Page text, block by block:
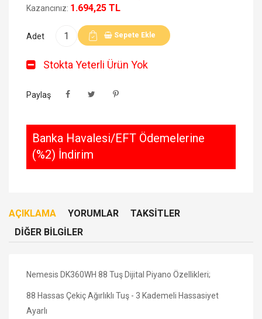
Kazancınız: 1.694,25 TL
Adet Sepete Ekle
Stokta Yeterli Ürün Yok
Paylaş
Banka Havalesi/EFT Ödemelerine
(%2) İndirim
AÇIKLAMA YORUMLAR
TAKSITLER
DIĞER BILGILER
Nemesis DK360WH 88 Tuş Dijital Piyano Özellikleri;
88 Hassas Çekiç Ağırlıklı Tuş - 3 Kademeli Hassasiyet
Ayarlı